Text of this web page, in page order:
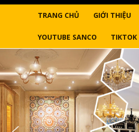
TRANG CHỦ GIỚI THIỆU
YOUTUBE SANCO TIKTOK